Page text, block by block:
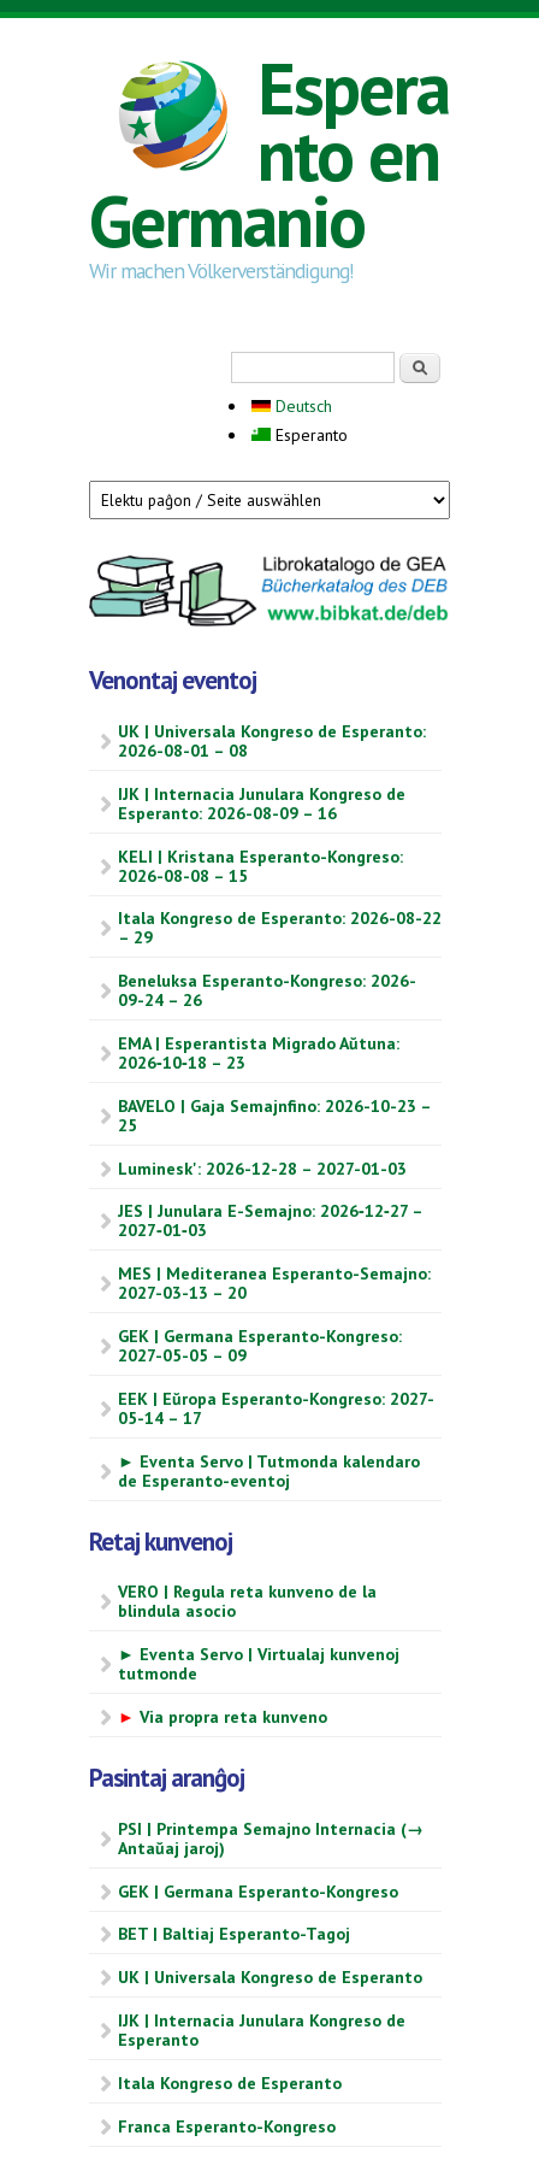
Skip to main content
Espera
nto en
Germanio
Wir machen Völkerverständigung!
Deutsch
Esperanto
Venontaj eventoj
UK | Universala Kongreso de Esperanto:
2026-08-01 – 08
IJK | Internacia Junulara Kongreso de
Esperanto: 2026-08-09 – 16
KELI | Kristana Esperanto-Kongreso:
2026-08-08 – 15
Itala Kongreso de Esperanto: 2026-08-22
– 29
Beneluksa Esperanto-Kongreso: 2026-
09-24 – 26
EMA | Esperantista Migrado Aŭtuna:
2026‑10‑18 – 23
BAVELO | Gaja Semajnfino: 2026-10-23 –
25
Luminesk': 2026-12-28 – 2027-01-03
JES | Junulara E-Semajno: 2026‑12‑27 –
2027‑01‑03
MES | Mediteranea Esperanto-Semajno:
2027-03-13 – 20
GEK | Germana Esperanto-Kongreso:
2027-05-05 – 09
EEK | Eŭropa Esperanto-Kongreso: 2027-
05-14 – 17
► Eventa Servo | Tutmonda kalendaro
de Esperanto-eventoj
Retaj kunvenoj
VERO | Regula reta kunveno de la
blindula asocio
► Eventa Servo | Virtualaj kunvenoj
tutmonde
► Via propra reta kunveno
Pasintaj aranĝoj
PSI | Printempa Semajno Internacia (→
Antaŭaj jaroj)
GEK | Germana Esperanto-Kongreso
BET | Baltiaj Esperanto-Tagoj
UK | Universala Kongreso de Esperanto
IJK | Internacia Junulara Kongreso de
Esperanto
Itala Kongreso de Esperanto
Franca Esperanto-Kongreso